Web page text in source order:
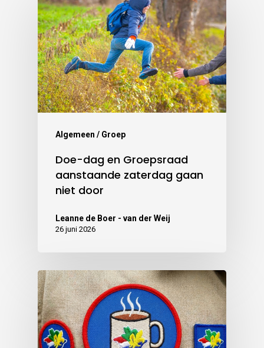
Algemeen / Groep
Doe-dag en Groepsraad
aanstaande zaterdag gaan
niet door
Leanne de Boer - van der Weij
26 juni 2026